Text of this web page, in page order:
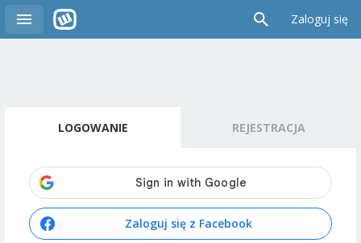
Zaloguj się
LOGOWANIE REJESTRACJA
Zaloguj się z Facebook